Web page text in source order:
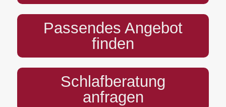
Passendes Angebot
finden
Schlafberatung
anfragen